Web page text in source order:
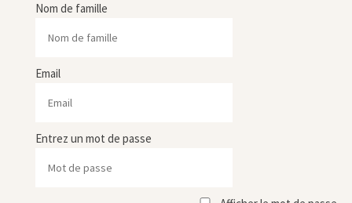
Nom de famille
Email
Entrez un mot de passe